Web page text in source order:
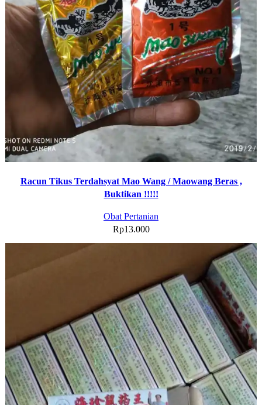
Racun Tikus Terdahsyat Mao Wang / Maowang Beras ,
Buktikan !!!!!
Obat Pertanian
Rp13.000